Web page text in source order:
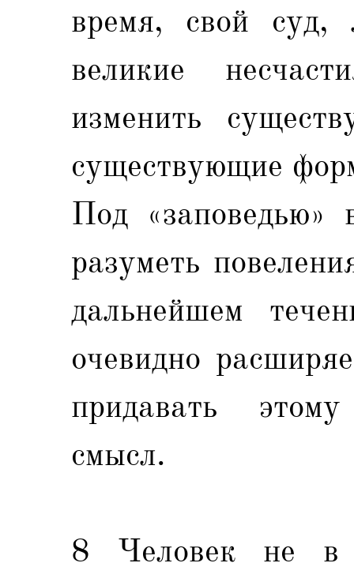
время, свой суд,
великие
изменить
существующие
Под
разуметь
дальнейшем
очевидно
придавать
смысл.
8 Человек не в